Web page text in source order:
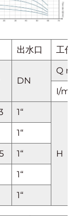
出水口 工作
DN
Q
I/min
1“
H（
1“
1“
1“
1“